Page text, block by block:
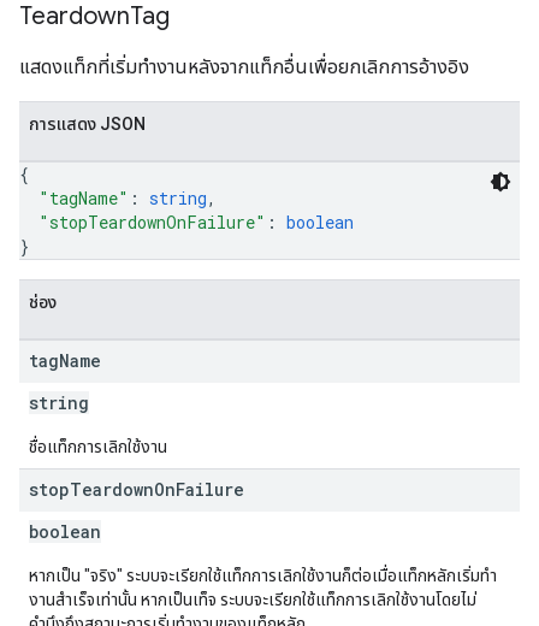
TeardownTag
แสดงแท็กที่เริ่มทํางานหลังจากแท็กอื่นเพื่อยกเลิกการอ้างอิง
การแสดง JSON
{
"tagName" : string,
"stopTeardownOnFailure" : boolean
}
ช่อง
tagName
string
ชื่อแท็กการเลิกใช้งาน
stopTeardownOnFailure
boolean
หากเป็น "จริง" ระบบจะเรียกใช้แท็กการเลิกใช้งานก็ต่อเมื่อแท็กหลักเริ่มทํา
งานสําเร็จเท่านั้น หากเป็นเท็จ ระบบจะเรียกใช้แท็กการเลิกใช้งานโดยไม่